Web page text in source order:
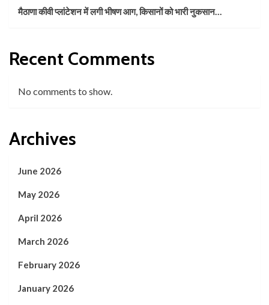
मैठाणा कीवी प्लांटेशन में लगी भीषण आग, किसानों को भारी नुकसान…
Recent Comments
No comments to show.
Archives
June 2026
May 2026
April 2026
March 2026
February 2026
January 2026